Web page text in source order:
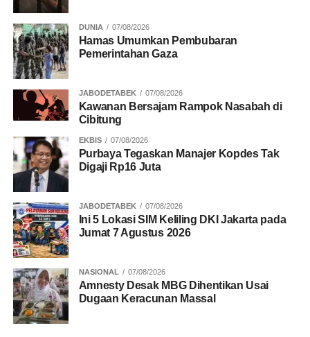
Google juga memungkinkan pengguna mengajukan
penghapusan beberapa gambar sekaligus melalui satu
formulir, tanpa perlu melaporkan satu per satu. Status
seluruh permintaan juga dapat dipantau dalam satu
tempat melalui pusat “Results about you”.
(Purnomo/goeh)
RELATED TOPICS:
DIPERBAHARUI
FITUR PERLINDUNGAN DATA PRIBADI
UP NEXT
AHM Hadirkan Warna Baru PCX160
DON'T MISS
Tak Mau Kalah, Toyota Andalkan Koleksi Mobil
Hybrid
DUNIA 07/08/2026
Hamas Umumkan Pembubaran
Pemerintahan Gaza
JABODETABEK 07/08/2026
Kawanan Bersajam Rampok Nasabah di
Cibitung
EKBIS 07/08/2026
Purbaya Tegaskan Manajer Kopdes Tak
Digaji Rp16 Juta
JABODETABEK 07/08/2026
Ini 5 Lokasi SIM Keliling DKI Jakarta pada
Jumat 7 Agustus 2026
NASIONAL 07/08/2026
Amnesty Desak MBG Dihentikan Usai
Dugaan Keracunan Massal